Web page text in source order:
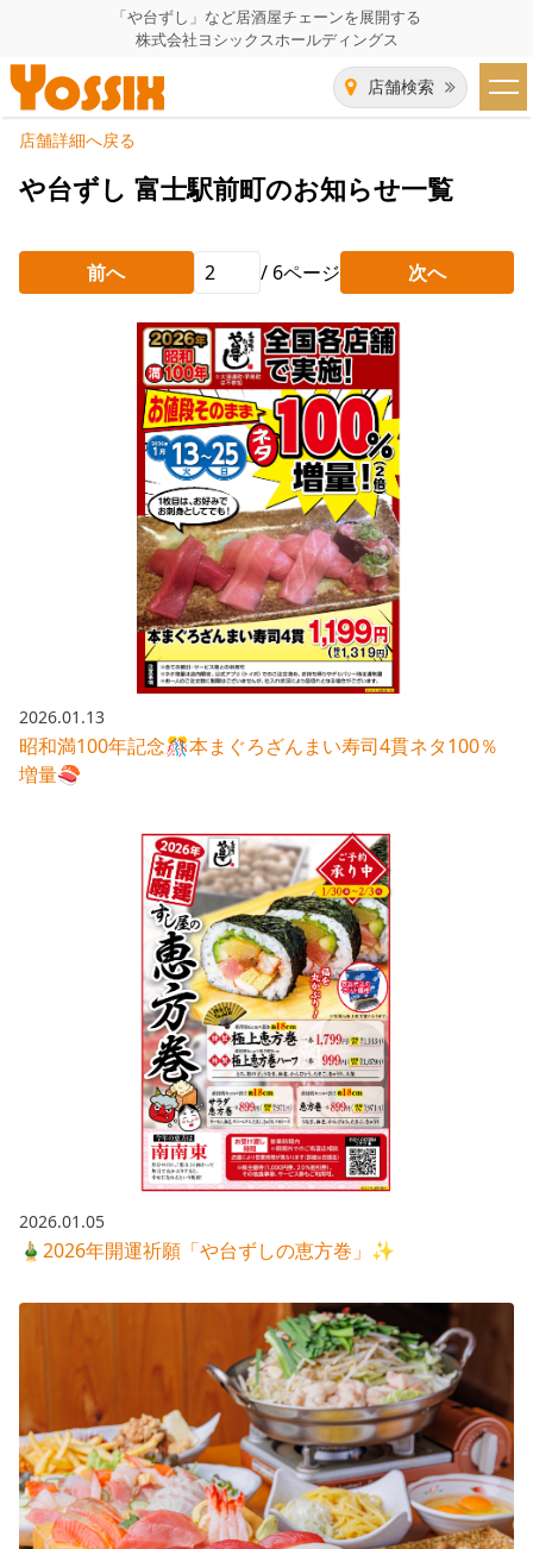
「や台ずし」など居酒屋チェーンを展開する
株式会社ヨシックスホールディングス
店舗検索
HOME
企業情報トップ
代表者あいさつ
グループ会社
会社概要
事業一覧
飲食事業紹介
飲食事業紹介トップ
や台ずし
焼とりてっぱん
ひとくち餃子の頂
玉鋼
海老どて食堂
IR（株主・投資家）情報
IR情報トップ
会長メッセージ
今後の取り組み
コーポレートガバナンス
財務情報
業績推移
株式情報
IRライブラリトップ
決算短信
決算説明資料
有価証券報告書等法定開示資料
株主通信
株主総会関連資料
その他IR資料
適時開示資料
IRカレンダー
株価情報
電子公告
IRお問い合わせ
採用情報トップ
パート・アルバイト
店舗物件・店舗施工管理業者の募集
お問い合わせ
お問い合わせトップ
IRお問い合わせ
ご意見・アンケート（ご来店の方）
このサイトについて
プライバシーポリシー
サイトマップ
店舗詳細へ戻る
や台ずし 富士駅前町のお知らせ一覧
前へ / 6ページ 次へ
2026.01.13
昭和満100年記念🎊本まぐろざんまい寿司4貫ネタ100％
増量🍣
2026.01.05
🎍2026年開運祈願「や台ずしの恵方巻」✨